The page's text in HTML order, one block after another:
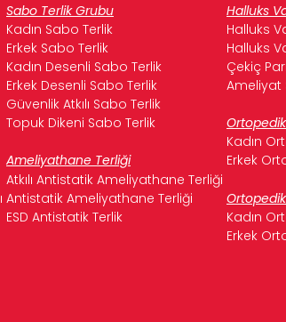
Sabo Terlik Grubu Halluks
Kadın Sabo Terlik Halluks
Erkek Sabo Terlik Halluks
Kadın Desenli Sabo Terlik Çekiç
Erkek Desenli Sabo Terlik Ameliyat
Güvenlik Atkılı Sabo Terlik
Topuk Dikeni Sabo Terlik
Kadın
Ameliyathane Terliği Erkek
Atkılı Antistatik Ameliyathane Terliği
Antistatik Ameliyathane Terliği
ESD Antistatik Terlik Kadın
Erkek